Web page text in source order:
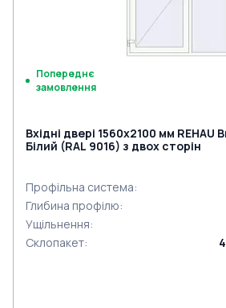
Попереднє
замовлення
Вхідні двері 1560x2100 мм
Білий (RAL 9016) з двох сторін
Профільна система:
Глибина профілю:
Ущільнення:
Склопакет: